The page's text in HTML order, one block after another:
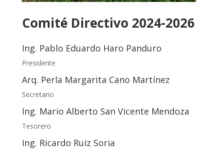
Comité Directivo 2024-2026
Ing. Pablo Eduardo Haro Panduro
Presidente
Arq. Perla Margarita Cano Martínez
Secretario
Ing. Mario Alberto San Vicente Mendoza
Tesorero
Ing. Ricardo Ruiz Soria